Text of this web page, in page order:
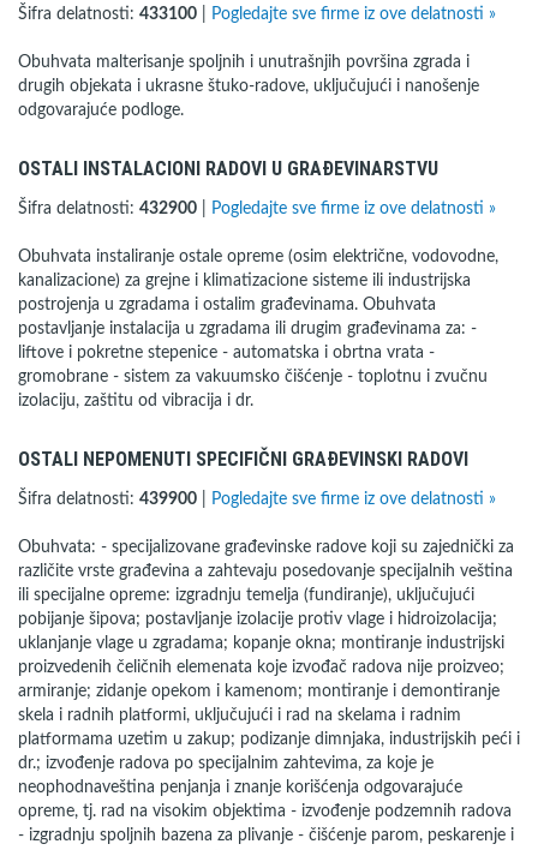
Šifra delatnosti: 433100 Pogledajte sve firme iz ove delatnosti »
Obuhvata malterisanje spoljnih i unutrašnjih površina zgrada i
drugih objekata i ukrasne štuko-radove, uključujući i nanošenje
odgovarajuće podloge.
OSTALI INSTALACIONI RADOVI U GRAĐEVINARSTVU
Šifra delatnosti: 432900 Pogledajte sve firme iz ove delatnosti »
Obuhvata instaliranje ostale opreme (osim električne, vodovodne,
kanalizacione) za grejne i klimatizacione sisteme ili industrijska
postrojenja u zgradama i ostalim građevinama. Obuhvata
postavljanje instalacija u zgradama ili drugim građevinama za: -
liftove i pokretne stepenice - automatska i obrtna vrata -
gromobrane - sistem za vakuumsko čišćenje - toplotnu i zvučnu
izolaciju, zaštitu od vibracija i dr.
OSTALI NEPOMENUTI SPECIFIČNI GRAĐEVINSKI RADOVI
Šifra delatnosti: 439900 Pogledajte sve firme iz ove delatnosti »
Obuhvata: - specijalizovane građevinske radove koji su zajednički za
različite vrste građevina a zahtevaju posedovanje specijalnih veština
ili specijalne opreme: izgradnju temelja (fundiranje), uključujući
pobijanje šipova; postavljanje izolacije protiv vlage i hidroizolacija;
uklanjanje vlage u zgradama; kopanje okna; montiranje industrijski
proizvedenih čeličnih elemenata koje izvođač radova nije proizveo;
armiranje; zidanje opekom i kamenom; montiranje i demontiranje
skela i radnih platformi, uključujući i rad na skelama i radnim
platformama uzetim u zakup; podizanje dimnjaka, industrijskih peći i
dr.; izvođenje radova po specijalnim zahtevima, za koje je
neophodnaveština penjanja i znanje korišćenja odgovarajuće
opreme, tj. rad na visokim objektima - izvođenje podzemnih radova
- izgradnju spoljnih bazena za plivanje - čišćenje parom, peskarenje i